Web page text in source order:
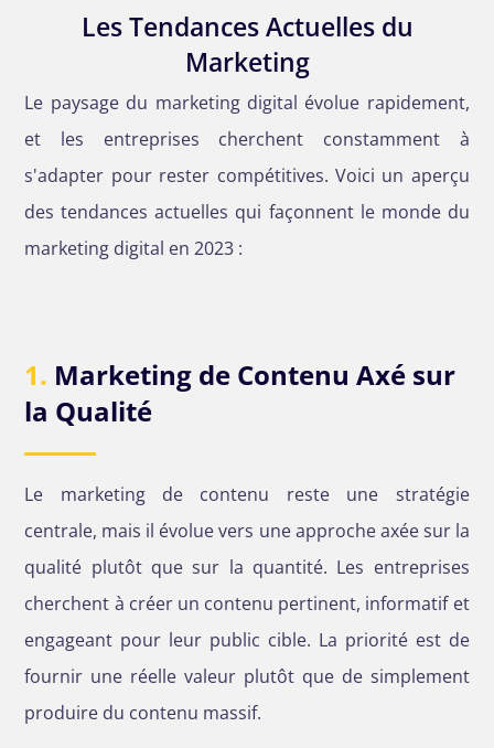
Les Tendances Actuelles du
Marketing
Le paysage du marketing digital évolue rapidement,
et les entreprises cherchent constamment à
s'adapter pour rester compétitives. Voici un aperçu
des tendances actuelles qui façonnent le monde du
marketing digital en 2023 :
1. Marketing de Contenu Axé sur
la Qualité
Le marketing de contenu reste une stratégie
centrale, mais il évolue vers une approche axée sur la
qualité plutôt que sur la quantité. Les entreprises
cherchent à créer un contenu pertinent, informatif et
engageant pour leur public cible. La priorité est de
fournir une réelle valeur plutôt que de simplement
produire du contenu massif.